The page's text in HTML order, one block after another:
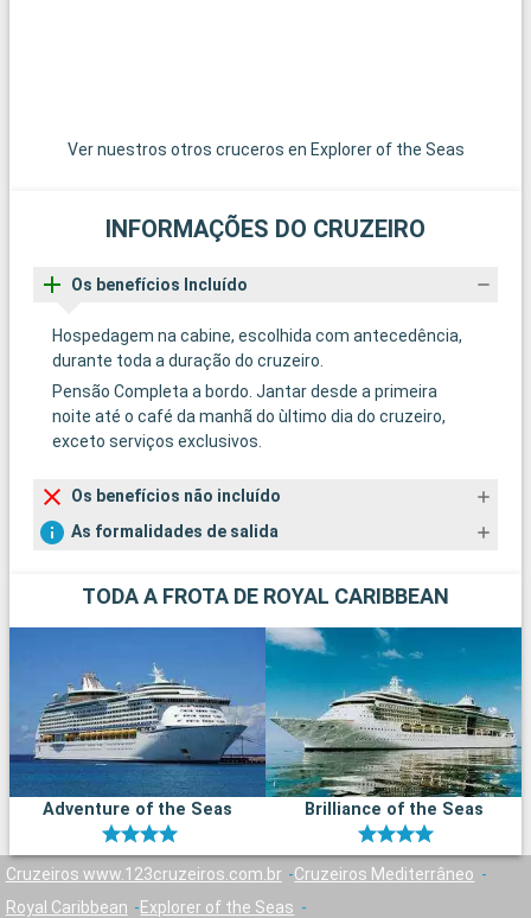
Ver nuestros otros cruceros en Explorer of the Seas
INFORMAÇÕES DO CRUZEIRO
Os benefícios Incluído
Hospedagem na cabine, escolhida com antecedência,
durante toda a duração do cruzeiro.
Pensão Completa a bordo. Jantar desde a primeira
noite até o café da manhã do ùltimo dia do cruzeiro,
exceto serviços exclusivos.
Os benefícios não incluído
As formalidades de salida
TODA A FROTA DE ROYAL CARIBBEAN
Adventure of the Seas Brilliance of the Seas
Cruzeiros www.123cruzeiros.com.br
Cruzeiros Mediterrâneo
Royal Caribbean
Explorer of the Seas